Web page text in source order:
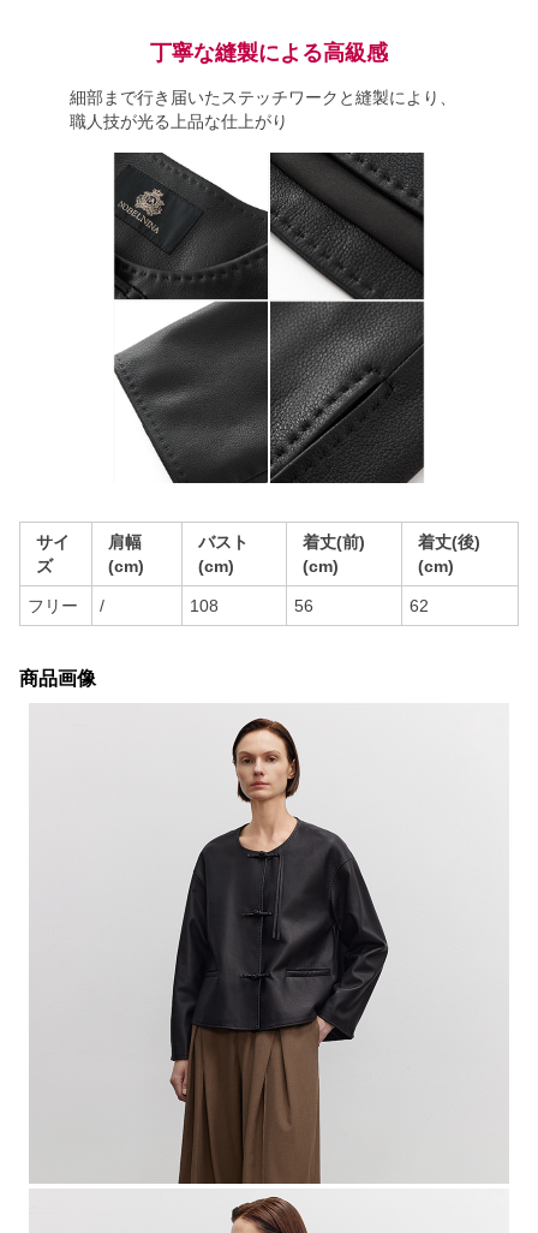
丁寧な縫製による高級感
細部まで行き届いたステッチワークと縫製により、
職人技が光る上品な仕上がり
サイ
ズ
肩幅
(cm)
バスト
(cm)
着丈(前)
(cm)
着丈(後)
(cm)
フリー / 108 56 62
商品画像